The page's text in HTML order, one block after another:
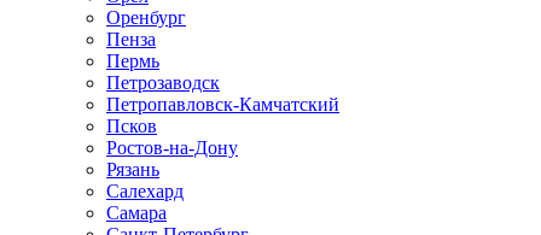
Оренбург
Пенза
Пермь
Петрозаводск
Петропавловск-Камчатский
Псков
Ростов-на-Дону
Рязань
Салехард
Самара